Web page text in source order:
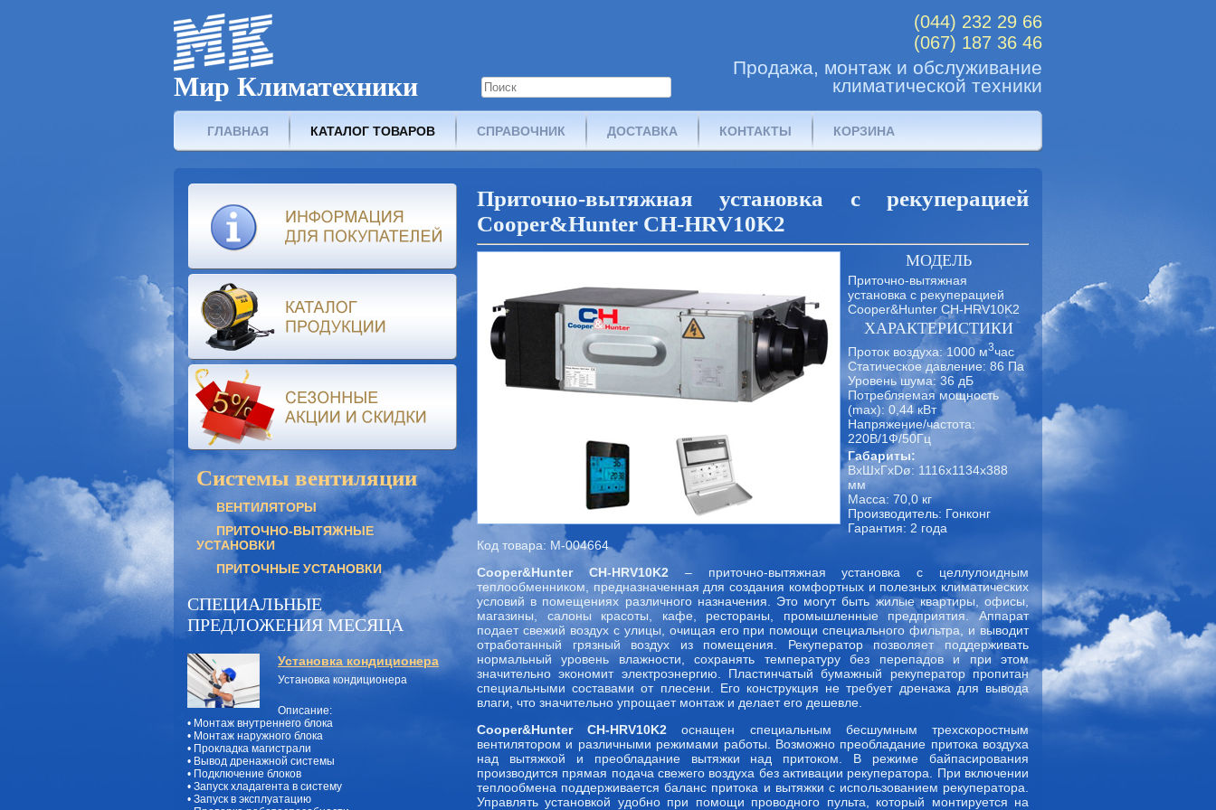
Мир Климатехники
(044) 232 29 66
(067) 187 36 46
Продажа, монтаж и обслуживание
климатической техники
ГЛАВНАЯ КАТАЛОГ ТОВАРОВ СПРАВОЧНИК ДОСТАВКА КОНТАКТЫ КОРЗИНА
Системы вентиляции
ВЕНТИЛЯТОРЫ
ПРИТОЧНО-ВЫТЯЖНЫЕ
УСТАНОВКИ
ПРИТОЧНЫЕ УСТАНОВКИ
СПЕЦИАЛЬНЫЕ
ПРЕДЛОЖЕНИЯ МЕСЯЦА
Установка кондиционера
Установка кондиционера
Описание:
• Монтаж внутреннего блока
• Монтаж наружного блока
• Прокладка магистрали
• Вывод дренажной системы
• Подключение блоков
• Запуск хладагента в систему
• Запуск в эксплуатацию
Приточно-вытяжная установка с рекуперацией
Cooper&Hunter CH-HRV10K2
МОДЕЛЬ
Приточно-вытяжная
установка с рекуперацией
Cooper&Hunter CH-HRV10K2
ХАРАКТЕРИСТИКИ
Проток воздуха: 1000 м3час
Статическое давление: 86 Па
Уровень шума: 36 дБ
Потребляемая мощность
(max): 0,44 кВт
Напряжение/частота:
220В/1Ф/50Гц
Габариты:
ВхШхГxDø: 1116x1134x388
мм
Масса: 70,0 кг
Производитель: Гонконг
Гарантия: 2 года
Код товара: M-004664
Cooper&Hunter CH-HRV10K2 – приточно-вытяжная установка с целлулоидным
теплообменником, предназначенная для создания комфортных и полезных климатических
условий в помещениях различного назначения. Это могут быть жилые квартиры, офисы,
магазины, салоны красоты, кафе, рестораны, промышленные предприятия. Аппарат
подает свежий воздух с улицы, очищая его при помощи специального фильтра, и выводит
отработанный грязный воздух из помещения. Рекуператор позволяет поддерживать
нормальный уровень влажности, сохранять температуру без перепадов и при этом
значительно экономит электроэнергию. Пластинчатый бумажный рекуператор пропитан
специальными составами от плесени. Его конструкция не требует дренажа для вывода
влаги, что значительно упрощает монтаж и делает его дешевле.
Cooper&Hunter CH-HRV10K2 оснащен специальным бесшумным трехскоростным
вентилятором и различными режимами работы. Возможно преобладание притока воздуха
над вытяжкой и преобладание вытяжки над притоком. В режиме байпасирования
производится прямая подача свежего воздуха без активации рекуператора. При включении
теплообмена поддерживается баланс притока и вытяжки с использованием рекуператора.
Управлять установкой удобно при помощи проводного пульта, который монтируется на